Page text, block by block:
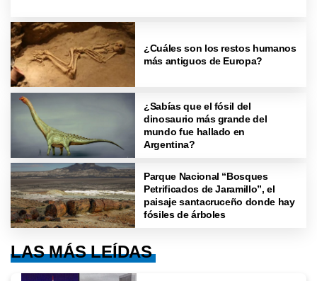
¿Cuáles son los restos humanos
más antiguos de Europa?
¿Sabías que el fósil del
dinosaurio más grande del
mundo fue hallado en
Argentina?
Parque Nacional “Bosques
Petrificados de Jaramillo”, el
paisaje santacruceño donde hay
fósiles de árboles
LAS MÁS LEÍDAS